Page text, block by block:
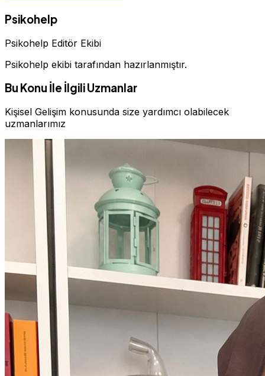
Psikohelp
Psikohelp Editör Ekibi
Psikohelp ekibi tarafından hazırlanmıştır.
Bu Konu İle İlgili Uzmanlar
Kişisel Gelişim konusunda size yardımcı olabilecek
uzmanlarımız